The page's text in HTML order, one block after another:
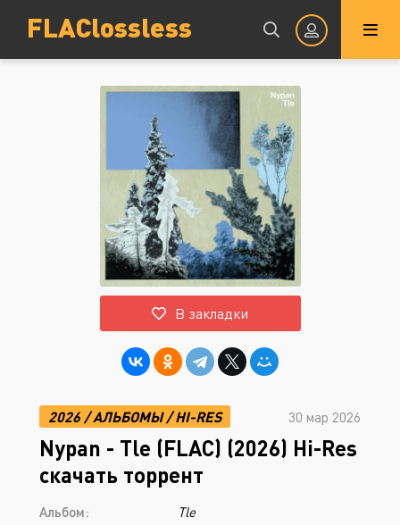
FLAClossless
Запомнить
ВОЙТИ НА САЙТ
Восстановить пароль
Или войти через
В закладки
2026 /АЛЬБОМЫ/HI-RES 30 мар 2026
Nypan - Tle (FLAC) (2026) Hi-Res
скачать торрент
Альбом:
Tle